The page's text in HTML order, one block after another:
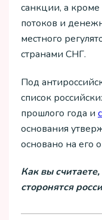
санкции, а кроме
потоков и
местного
странами СНГ.
Под
список
прошлого года и
основания
основано на его
Как вы
сторонятся